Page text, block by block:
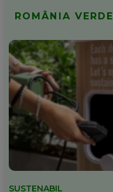
ROMÂNIA VERDE
SUSTENABIL